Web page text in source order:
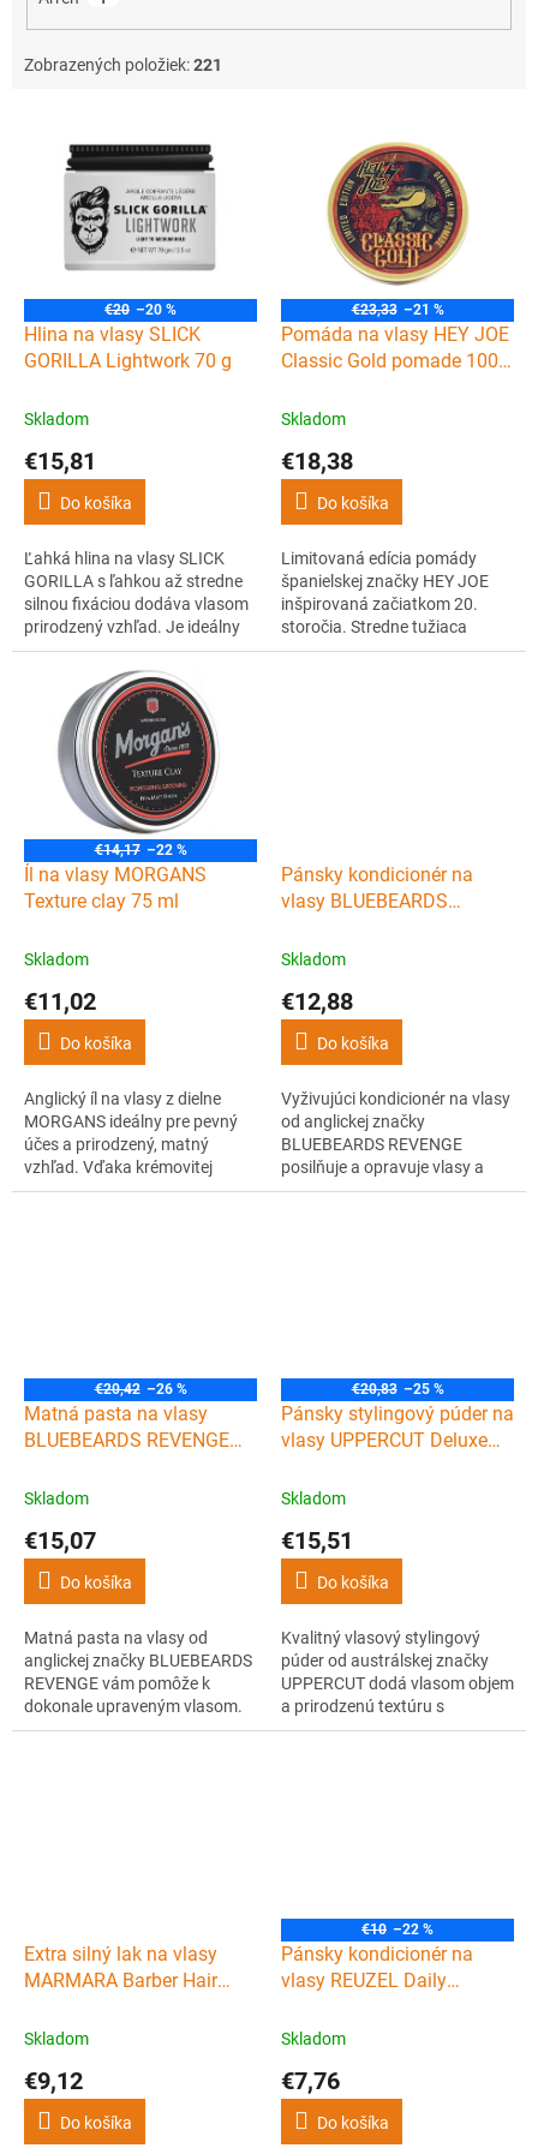
Zobrazených položiek:221
€20 –20 %
Hlina na vlasy SLICK
GORILLA Lightwork 70 g
Skladom
€15,81
Do košíka
Ľahká hlina na vlasy SLICK
GORILLA s ľahkou až stredne
silnou fixáciou dodáva vlasom
prirodzený vzhľad. Je ideálny
na zvýraznenie textúr.
€23,33 –21 %
Pomáda na vlasy HEY JOE
Classic Gold pomade 100
Skladom
€18,38
Do košíka
Limitovaná edícia pomády
španielskej značky HEY JOE
inšpirovaná začiatkom 20.
storočia. Stredne tužiaca
pomáda so stredným leskom a
€14,17 –22 %
Íl na vlasy MORGANS
Texture clay 75 ml
Skladom
€11,02
Do košíka
Anglický íl na vlasy z dielne
MORGANS ideálny pre pevný
účes a prirodzený, matný
vzhľad. Vďaka krémovitej
štruktúry sa s ílom dobre
Pánsky kondicionér na
vlasy BLUEBEARDS
ml
Skladom
€12,88
Do košíka
Vyživujúci kondicionér na vlasy
od anglickej značky
BLUEBEARDS REVENGE
posilňuje a opravuje vlasy a
bojuje proti lupinám. Kvalitné
€20,42 –26 %
Matná pasta na vlasy
BLUEBEARDS REVENGE
Skladom
€15,07
Do košíka
Matná pasta na vlasy od
anglickej značky BLUEBEARDS
REVENGE vám pomôže k
dokonale upraveným vlasom.
Má stredne silnú fixáciu, vďaka
€20,83 –25 %
Pánsky stylingový púder na
vlasy UPPERCUT Deluxe
Skladom
€15,51
Do košíka
Kvalitný vlasový stylingový
púder od austrálskej značky
UPPERCUT dodá vlasom objem
a prirodzenú textúru s
flexibilnou fixáciou. Vďaka
Extra silný lak na vlasy
MARMARA Barber Hair
Skladom
€9,12
Do košíka
€10 –22 %
Pánsky kondicionér na
vlasy REUZEL Daily
Skladom
€7,76
Do košíka